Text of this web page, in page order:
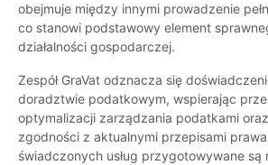
obejmuje między innymi prowadzenie
co stanowi podstawowy element
działalności gospodarczej.
Zespół GraVat odznacza się
doradztwie podatkowym, wspierając
optymalizacji zarządzania podatkami
zgodności z aktualnymi przepisami
świadczonych usług przygotowywane są